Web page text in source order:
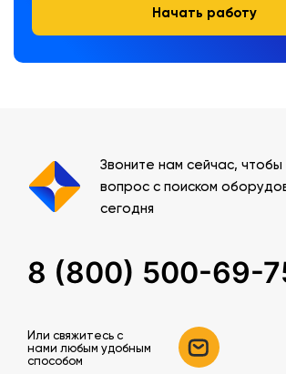
Начать работу
Звоните нам сейчас, чтобы
вопрос с поиском
сегодня
8 (800) 500-69-
Или свяжитесь c
нами любым удобным
способом